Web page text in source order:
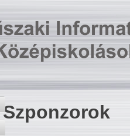
Szponzorok